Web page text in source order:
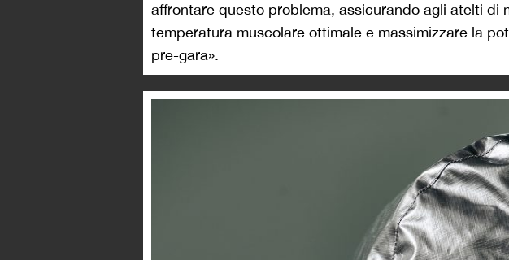
affrontare questo problema, assicurando agli atelti di
temperatura muscolare ottimale e massimizzare la
pre-gara».